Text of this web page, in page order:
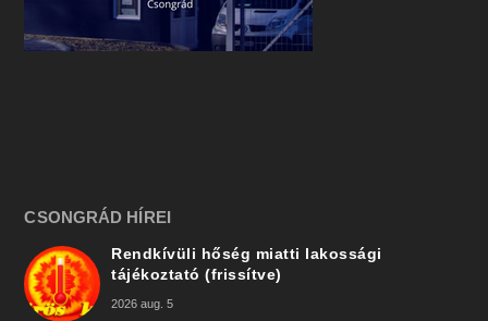
CSONGRÁD HÍREI
Rendkívüli hőség miatti lakossági
tájékoztató (frissítve)
2026 aug. 5